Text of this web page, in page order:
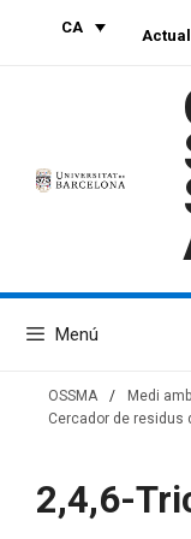
CA
Menú
OSSMA / Medi
Cercador de residus
2,4,6-